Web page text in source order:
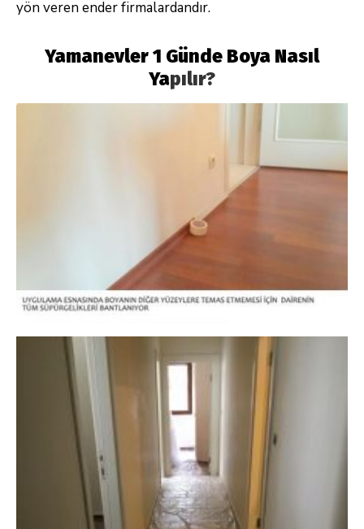
yön veren ender firmalardandır.
Yamanevler 1 Günde Boya Nasıl
Yapılır?